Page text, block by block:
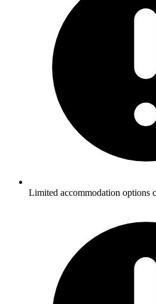
Limited accommodation options